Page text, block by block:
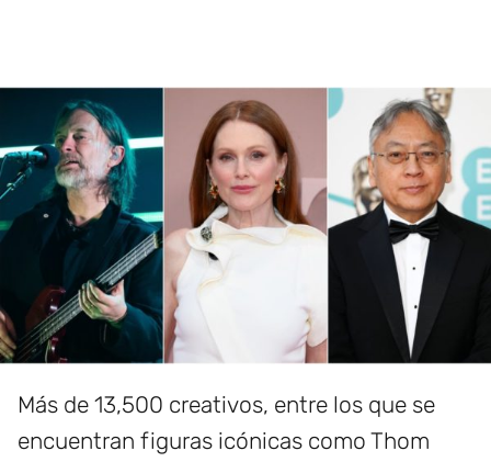
Más de 13,500 creativos, entre los que se
encuentran figuras icónicas como Thom